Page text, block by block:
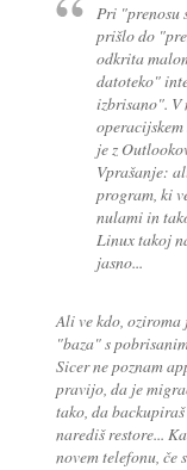
Pri "prenosu
prišlo do
odkrita
datoteko"
izbrisano". V
operacijskem
je z
Vprašanje:
program, ki
nulami in
Linux takoj
jasno...
Ali ve kdo, oziroma
"baza" s
Sicer ne poznam
pravijo, da je
tako, da
narediš restore...
novem telefonu, če